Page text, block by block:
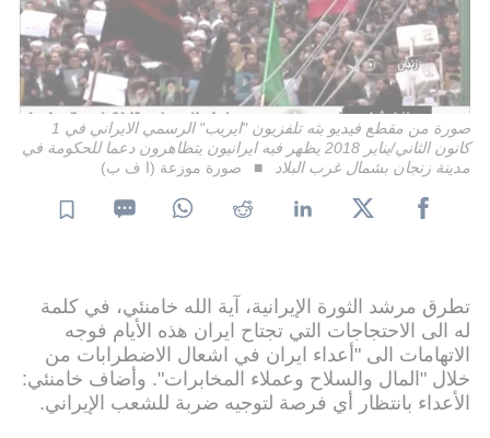
صورة من مقطع فيديو بثه تلفزيون "ايريب" الرسمي الايراني في 1
كانون الثاني/يناير 2018 يظهر فيه ايرانيون يتظاهرون دعما للحكومة في
مدينة زنجان بشمال غرب البلاد
صورة موزعة (ا ف ب)
تطرق مرشد الثورة الإيرانية، آية الله خامنئي، في كلمة
له الى الاحتجاجات التي تجتاح ايران هذه الأيام فوجه
الاتهامات الى "أعداء ايران في اشعال الاضطرابات من
خلال "المال والسلاح وعملاء المخابرات". وأضاف خامنئي:
الأعداء بانتظار أي فرصة لتوجيه ضربة للشعب الإيراني.